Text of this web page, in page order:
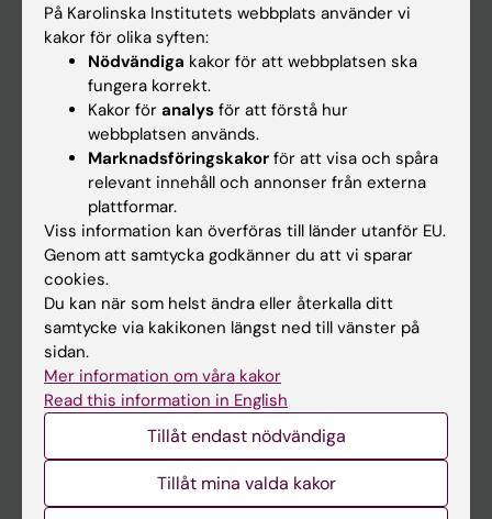
Utbildning
Forskarutbildning
Forskning
Nyheter
Kalender
Student
Ladok
Canvas
Kurs- och programwebbar
På Karolinska Institutets webbplats använder vi
kakor för olika syften:
Nödvändiga kakor för att webbplatsen ska
fungera korrekt.
Kakor för analys för att förstå hur
webbplatsen används.
Marknadsföringskakor för att visa och spåra
relevant innehåll och annonser från externa
plattformar.
Viss information kan överföras till länder utanför EU.
Genom att samtycka godkänner du att vi sparar
cookies.
Du kan när som helst ändra eller återkalla ditt
samtycke via kakikonen längst ned till vänster på
sidan.
Mer information om våra kakor
Read this information in English
Tillåt endast nödvändiga
Tillåt mina valda kakor